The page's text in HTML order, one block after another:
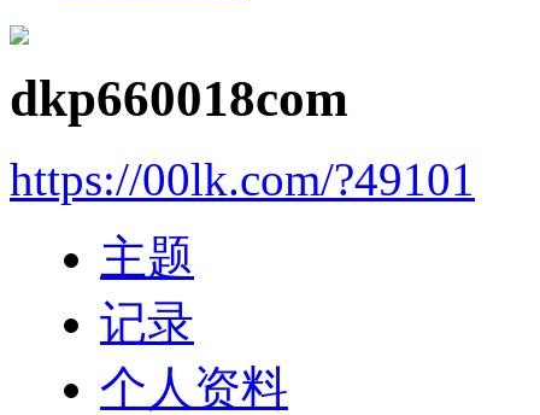
dkp660018com
https://00lk.com/?49101
主题
记录
个人资料